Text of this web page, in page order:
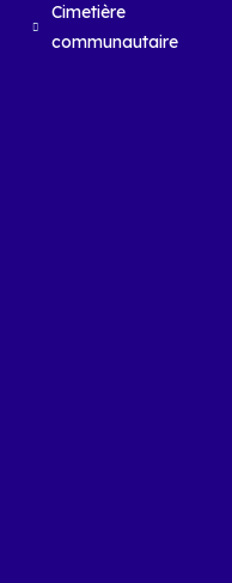
Cimetière
communautaire